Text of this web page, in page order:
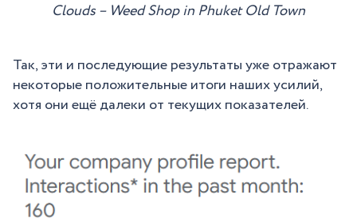
Clouds – Weed Shop in Phuket Old Town
Так, эти и последующие результаты уже отражают
некоторые положительные итоги наших усилий,
хотя они ещё далеки от текущих показателей.